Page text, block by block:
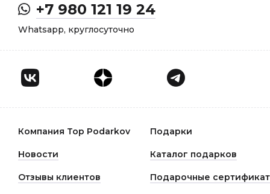
+7 980 121 19 24
Whatsapp, круглосуточно
Компания Top Podarkov Подарки
Новости Каталог подарков
Отзывы клиентов Подарочные